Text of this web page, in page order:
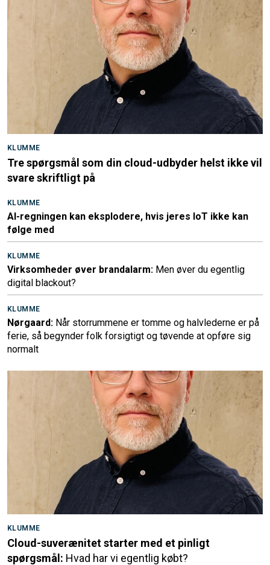
KLUMME
Tre spørgsmål som din cloud-udbyder helst ikke vil
svare skriftligt på
KLUMME
AI-regningen kan eksplodere, hvis jeres IoT ikke kan
følge med
KLUMME
Virksomheder øver brandalarm: Men øver du egentlig
digital blackout?
KLUMME
Nørgaard: Når storrummene er tomme og halvlederne er på
ferie, så begynder folk forsigtigt og tøvende at opføre sig
normalt
KLUMME
Cloud-suverænitet starter med et pinligt
spørgsmål: Hvad har vi egentlig købt?